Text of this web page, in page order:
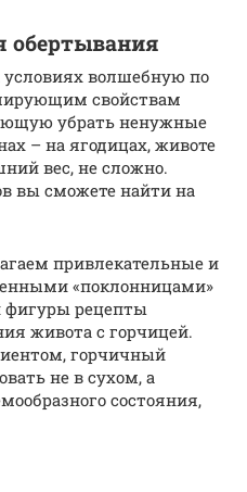
обертывания
волшебную по
свойствам
убрать ненужные
– на ягодицах, животе
вес, не сложно.
вы сможете найти на
привлекательные и
«поклонницами»
фигуры рецепты
живота с горчицей.
горчичный
не в сухом, а
состояния,